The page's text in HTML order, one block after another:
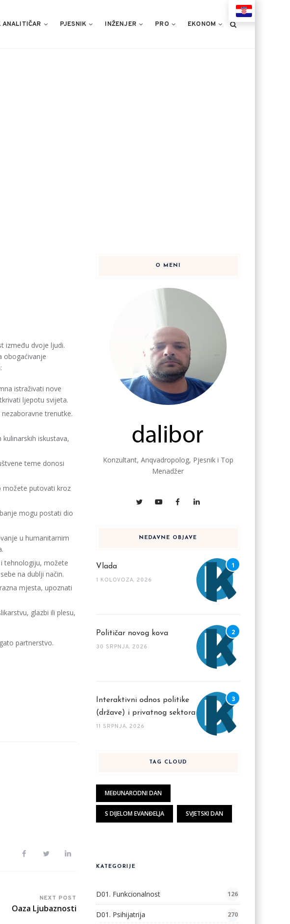
ANALITIČAR PJESNIK INŽENJER PRO EKONOM
između dvoje ljudi.
obogaćivanje
istraživati nove
ljepotu svijeta.
trenutke.
iskustava,
teme donosi
možete putovati kroz
mogu postati dio
u humanitarnim
tehnologiju, možete
na dublji način.
mjesta, upoznati
glazbi ili plesu,
partnerstvo.
NEXT POST
Oaza Ljubaznosti
O MENI
Konzultant, Anqvadropolog, Pjesnik i Top
Menadžer
NEDAVNE OBJAVE
Vlada
1 KOLOVOZA, 2026
Političar novog kova
30 SRPNJA, 2026
Interaktivni odnos politike
(države) i privatnog sektora
11 SRPNJA, 2026
TAG CLOUD
MEĐUNARODNI DAN
S DIJELOM EVANĐELJA SVJETSKI DAN
KATEGORIJE
D01. Funkcionalnost 126
D01. Psihijatrija 270